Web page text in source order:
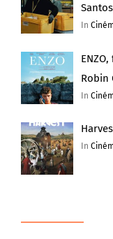
Santos
In
Robin
In
In